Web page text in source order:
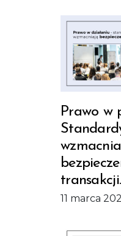
Prawo w
transakcji.
11 marca